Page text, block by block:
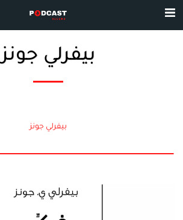
بيفرلي جونز
بيفرلي جونز